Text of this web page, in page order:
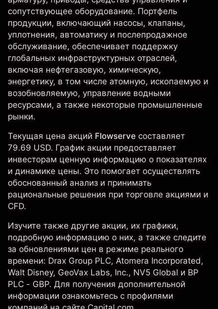
сопутствующее оборудование. Портфель
продукции, включающий насосы, клапаны,
уплотнения, автоматику и послепродажное
обслуживание, обеспечивает поддержку
глобальных инфраструктурных отраслей,
включая нефтегазовую, химическую,
энергетику, в том числе атомную, ископаемую и
возобновляемую, управление водными
ресурсами, а также некоторые промышленные
рынки.
Текущая цена акций Flowserve составляет
79.69 USD. График акции предоставляет
инвесторам ценную информацию о показателях
и динамике цены. Это помогает осуществлять
обоснованный анализ и принимать
рациональные решения при торговле акциями и
CFD.
Изучите также другие акции, их графики,
подробную информацию о них, а также следите
за обновлениями цен в режиме реального
времени: Drax Group PLC, Atomera Incorporated,
Walt Disney, GeoVax Labs, Inc., NV5 Global и BP
PLC - GBP. Для получения дополнительной
информации ознакомьтесь с профилями